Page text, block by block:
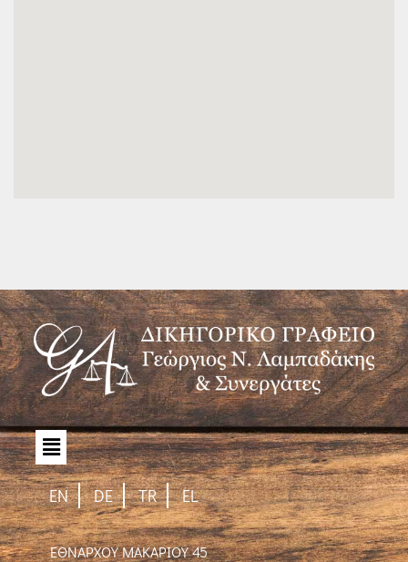
EN DE TR EL
ΕΘΝΑΡΧΟΥ ΜΑΚΑΡΙΟΥ 45